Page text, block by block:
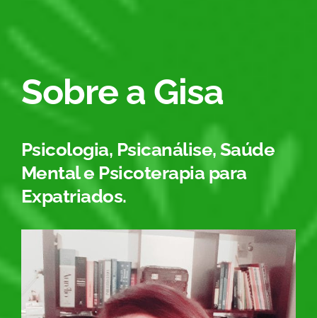
Sobre a Gisa
Psicologia, Psicanálise, Saúde
Mental e Psicoterapia para
Expatriados.